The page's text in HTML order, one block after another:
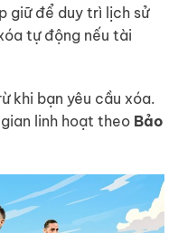
giữ để duy trì lịch sử
tự động nếu tài
khi bạn yêu cầu xóa.
linh hoạt theo Bảo